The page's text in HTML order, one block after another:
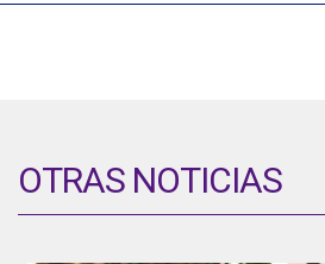
OTRAS NOTICIAS